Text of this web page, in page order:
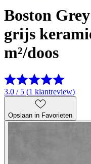
Boston
grijs
m²/doos
3.0 / 5 (1 klantreview)
Opslaan in Favorieten